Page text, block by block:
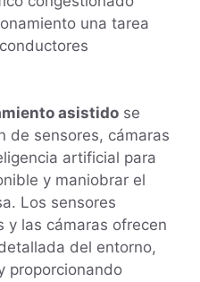
una tarea
asistido se
de sensores, cámaras
artificial para
y maniobrar el
Los sensores
y las cámaras ofrecen
del entorno,
proporcionando